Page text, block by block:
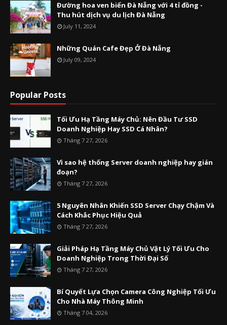
Đường hoa ven biển Đà Nẵng với 4 tỉ đồng -
Thu hút dịch vụ du lịch Đà Nẵng
July 11, 2024
Những Quán Cafe Đẹp Ở Đà Nẵng
July 09, 2024
Popular Posts
Tối Ưu Hạ Tầng Máy Chủ: Nên Đầu Tư SSD
Doanh Nghiệp Hay SSD Cá Nhân?
Tháng 7 27, 2026
Vì sao hệ thống Server doanh nghiệp hay gián
đoạn?
Tháng 7 27, 2026
5 Nguyên Nhân Khiến SSD Server Chạy Chậm Và
Cách Khắc Phục Hiệu Quả
Tháng 7 27, 2026
Giải Pháp Hạ Tầng Máy Chủ Vật Lý Tối Ưu Cho
Doanh Nghiệp Trong Thời Đại Số
Tháng 7 27, 2026
Bí Quyết Lựa Chọn Camera Công Nghiệp Tối Ưu
Cho Nhà Máy Thông Minh
Tháng 7 04, 2026